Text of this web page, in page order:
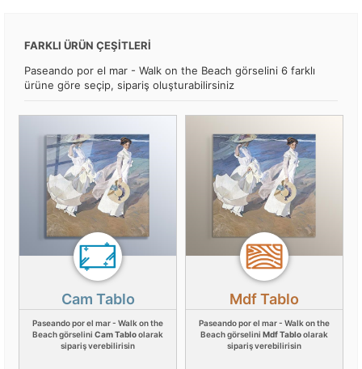
FARKLI ÜRÜN ÇEŞİTLERİ
Paseando por el mar - Walk on the Beach görselini 6 farklı
ürüne göre seçip, sipariş oluşturabilirsiniz
Cam Tablo
Paseando por el mar - Walk on the
Beach görselini Cam Tabloolarak
sipariş verebilirisin
Mdf Tablo
Paseando por el mar - Walk on the
Beach görselini Mdf Tabloolarak
sipariş verebilirisin